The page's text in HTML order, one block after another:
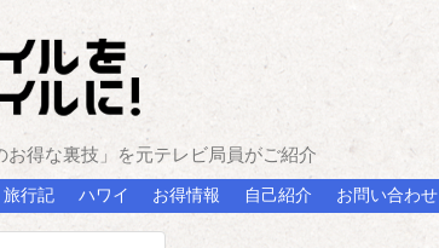
得な裏技」を元テレビ局員がご紹介
旅行記 ハワイ お得情報 自己紹介 お問い合わせ